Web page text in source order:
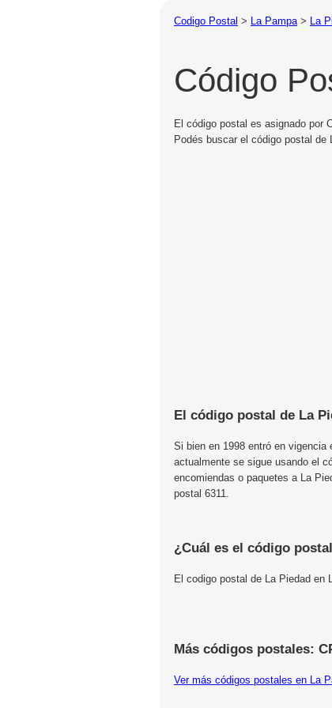
Codigo Postal > La Pampa> La
Código
El código postal es asignado por
Podés buscar el código postal
El código postal de La
Si bien en 1998 entró en
actualmente se sigue usando el
encomiendas o paquetes a La
postal 6311.
¿Cuál es el código
El codigo postal de La Piedad en
Más códigos postales:
Ver más códigos postales en La